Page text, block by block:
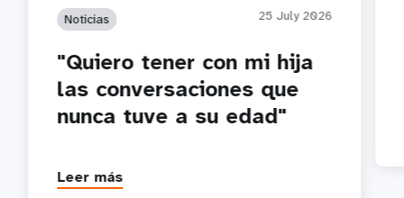
Noticias 25 July 2026
"Quiero tener con mi hija
las conversaciones que
nunca tuve a su edad"
Leer más